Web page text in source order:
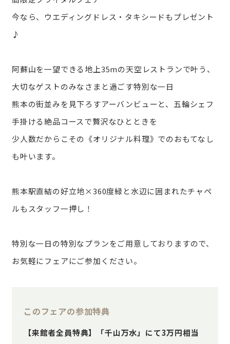
今なら、ウエディングドレス・タキシードもプレゼント
♪
阿蘇山を一望できる地上35mの天空レストランで叶う、
大切なゲストのみなさまと過ごす特別な一日
熊本の街並みを見下ろすアーバンビューと、五輪シェフ
手掛ける絶品コースで贅沢なひとときを
少人数だからこその《オリジナル料理》でのおもてなし
も叶います。
熊本駅直結の好立地×360度緑と水辺に囲まれたチャペ
ルもスタッフ一押し！
特別な一日の特別なプランをご用意しておりますので、
お気軽にフェアにご参加ください。
このフェアの参加特典
【来館者全員特典】「千山万水」にて3万円相当